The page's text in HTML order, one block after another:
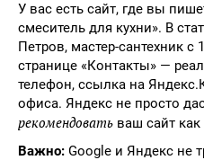
У вас есть сайт, где вы
смеситель для кухни». В
Петров, мастер-сантехник
странице «Контакты» —
телефон, ссылка на
офиса. Яндекс не просто
рекомендовать ваш сайт
Важно: Google и Яндекс не